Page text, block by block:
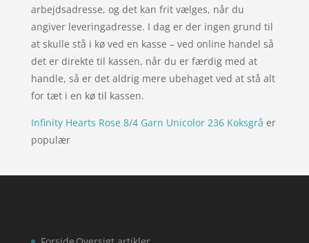
arbejdsadresse, og det kan frit vælges, når du
angiver leveringadresse. I dag er der ingen grund til
at skulle stå i kø ved en kasse – ved online handel så
det er direkte til kassen, når du er færdig med at
handle, så er det aldrig mere ubehaget ved at stå alt
for tæt i en kø til kassen.
Infinity Hearts Rose 8/4 Garn Unicolor 236 Koksgrå er
populær